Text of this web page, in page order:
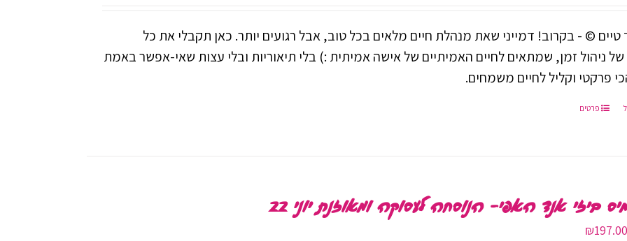
טיים © - בקרוב! דמייני שאת מנהלת חיים מלאים בכל טוב, אבל רגועים יותר. כאן תקבלי את כל
ניהול זמן, שמתאים לחיים האמיתיים של אישה אמיתית :) בלי תיאוריות ובלי עצות שאי-אפשר באמת
פרקטי וקליל לחיים משמחים.
פרטים
ביזי אנד האפי- הנוסחה לעסוקה ומאוזנת יוני 22
המחיר₪197.00 המחיר